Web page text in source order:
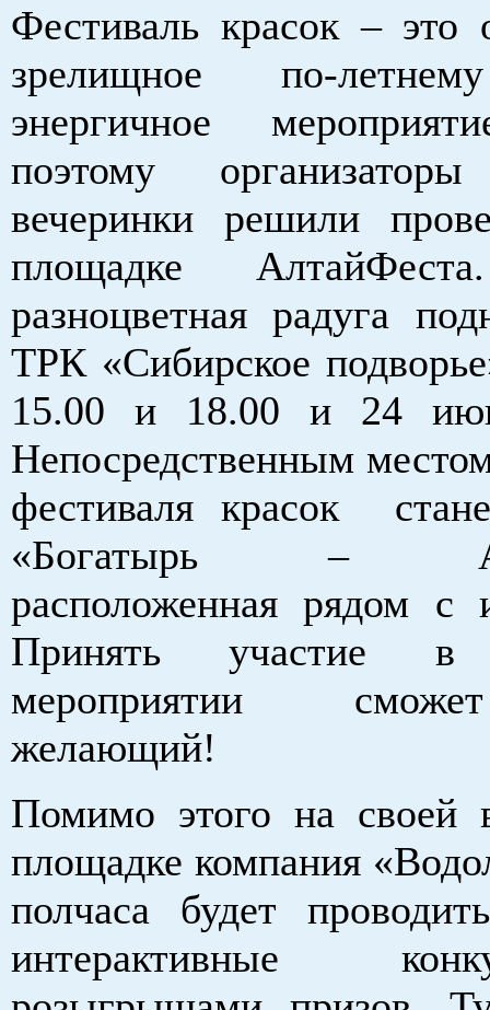
Фестиваль красок – это
зрелищное по-
энергичное
поэтому
вечеринки решили
площадке
разноцветная радуга
ТРК «Сибирское
15.00 и 18.00 и 24
Непосредственным
фестиваля красок
«Богатырь –
расположенная рядом с
Принять участие в
мероприятии
желающий!
Помимо этого на своей
площадке компания
полчаса будет
интерактивные